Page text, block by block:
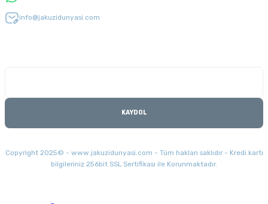
info@jakuzidunyasi.com
KAYDOL
Copyright 2025© - www.jakuzidunyasi.com - Tüm hakları saklıdır - Kredi kartı
bilgileriniz 256bit SSL Sertifikası ile Korunmaktadır.